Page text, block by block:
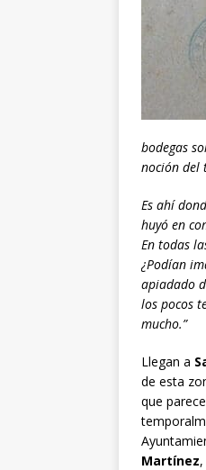
bodegas
noción del
Es ahí
huyó en
En todas
¿Podían
apiadado
los pocos
mucho.”
Llegan a
de esta
que
Martínez